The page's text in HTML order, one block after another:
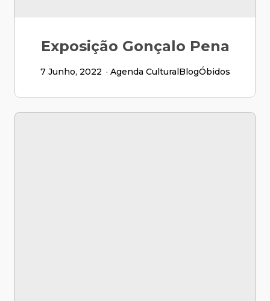
Exposição Gonçalo Pena
7 Junho, 2022 Agenda CulturalBlogÓbidos